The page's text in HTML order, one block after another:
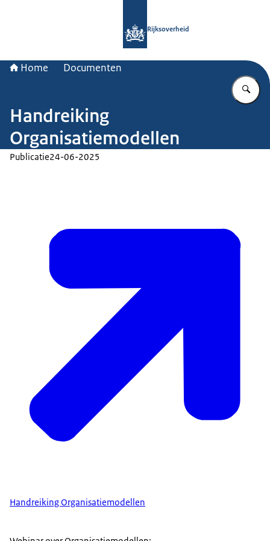
Rijksoverheid
Home Documenten
Handreiking
Organisatiemodellen
Publicatie24-06-2025
Handreiking Organisatiemodellen